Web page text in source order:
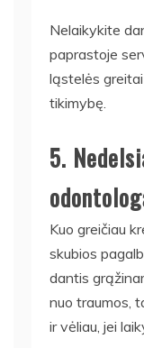
Nelaikykite
paprastoje
ląstelės
tikimybę.
5.
Kuo greičiau
skubios
dantis
nuo traumos,
ir vėliau, jei